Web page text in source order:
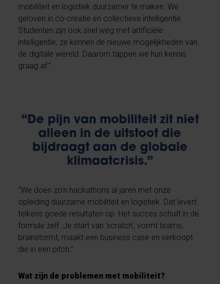
mobiliteit en logistiek duurzamer te maken. We
geloven in co-creatie en collectieve intelligentie.
Studenten zijn ook snel weg met artificiële
intelligentie; ze kennen de nieuwe mogelijkheden van
de digitale wereld. Daarom tappen we hun kennis
graag af.”
“De pijn van mobiliteit zit niet
alleen in de uitstoot die
bijdraagt aan de globale
klimaatcrisis.”
“We doen zo’n hackathons al jaren met onze
opleiding duurzame mobiliteit en logistiek. Dat levert
telkens goede resultaten op. Het succes schuilt in de
formule zelf. Je start van ‘scratch’, vormt teams,
brainstormt, maakt een business case en verkoopt
die in een pitch.”
Wat zijn de problemen met mobiliteit?